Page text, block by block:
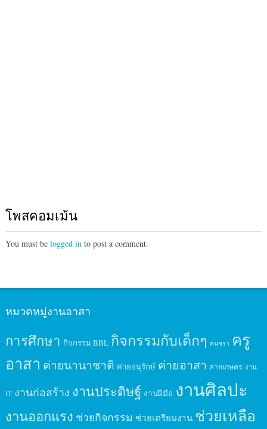
โพสคอมเม้น
You must be logged into post a comment.
หมวดหมู่งานอาสา
การศึกษา กิจกรรม BBL กิจกรรมกับเด็กๆ คนชรา ครู
อาสา ค่ายนานาชาติ ค่ายอนุรักษ์ ค่ายอาสา ค่ายเกษตร งาน
IT งานก่อสร้าง งานประดิษฐ์ งานฝีมือ งานศิลปะ
งานออกแรง ช่วยกิจกรรม ช่วยเตรียมงาน ช่วยเหลือ